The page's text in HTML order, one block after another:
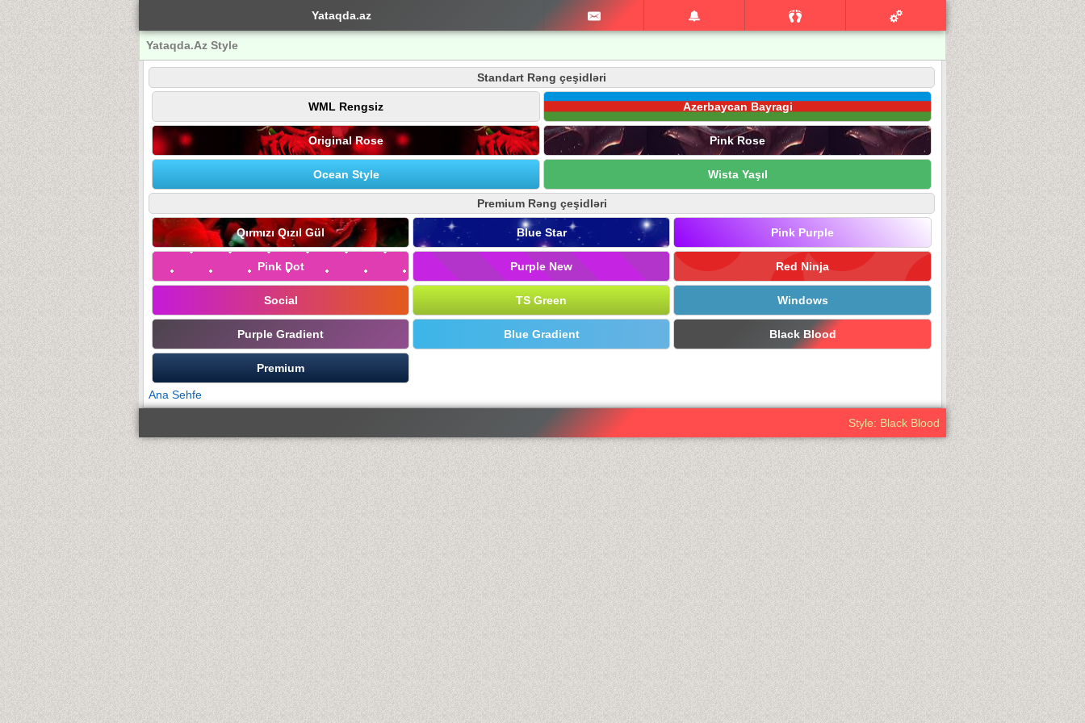
Yataqda.az
Yataqda.Az Style
Standart Rəng çeşidləri
WML Rengsiz Azerbaycan Bayragi
Original Rose Pink Rose
Ocean Style Wista Yaşıl
Premium Rəng çeşidləri
Qırmızı Qızıl Gül Blue Star Pink Purple
Pink Dot Purple New Red Ninja
Social TS Green Windows
Purple Gradient Blue Gradient Black Blood
Premium
Ana Sehfe
Style: Black Blood